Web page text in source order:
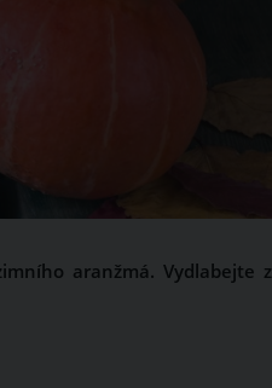
aranžmá. Vydlabejte